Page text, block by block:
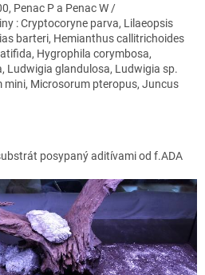
Penac P a Penac W /
: Cryptocoryne parva, Lilaeopsis
barteri, Hemianthus callitrichoides
Hygrophila corymbosa,
Ludwigia glandulosa, Ludwigia sp.
mini, Microsorum pteropus, Juncus
posypaný aditívami od f.ADA